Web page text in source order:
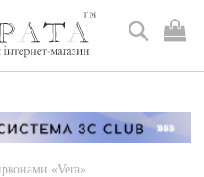
Пошук
«Vera»